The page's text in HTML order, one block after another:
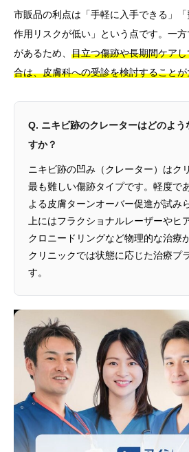
市販品の利点は「手軽に入手できる」
作用リスクが低い」という点です。一
があるため、 目立つ傷跡や長期間ケア
合は、皮膚科への受診を検討すること
Q. ニキビ跡のクレーターはどのよう
すか？
ニキビ跡の凹み（クレーター）はク
最も難しい傷跡タイプです。軽度で
よる皮膚ターンオーバー促進が試み
上にはフラクショナルレーザーやヒ
クロニードリングなど物理的な治療
クリニックでは状態に応じた治療プ
す。